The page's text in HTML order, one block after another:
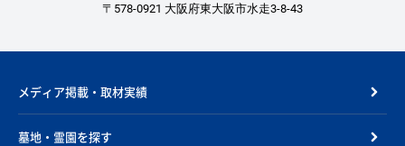
〒578-0921 大阪府東大阪市水走3-8-43
メディア掲載・取材実績
墓地・霊園を探す